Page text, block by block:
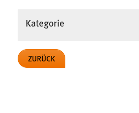
Kategorie
ZURÜCK
fe_user, be_user, be_lastLoginProvider
einloggen zu können.